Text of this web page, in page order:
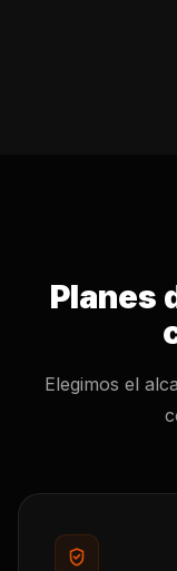
Planes
Elegimos el